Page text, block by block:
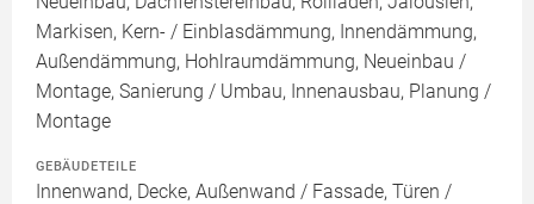
Markisen, Kern- / Einblasdämmung, Innendämmung,
Außendämmung, Hohlraumdämmung, Neueinbau /
Montage, Sanierung / Umbau, Innenausbau, Planung /
Montage
GEBÄUDETEILE
Innenwand, Decke, Außenwand / Fassade, Türen /